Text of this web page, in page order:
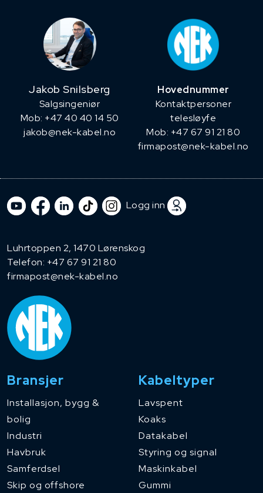
Jakob Snilsberg
​Salgsingeniør
Mob: +47 40 40 14 50
jakob@nek-kabel.no
Hovednummer
Kontaktpersoner
telesløyfe
Mob: +47 67 91 21 80
firmapost@nek-kabel.no
Logg inn
Luhrtoppen 2, 1470 Lørenskog
Telefon: +47 67 91 21 80
firmapost@nek-kabel.no
Bransjer
Installasjon, bygg &
bolig
Industri
Havbruk
Samferdsel
Skip og offshore
Kabeltyper
Lavspent
Koaks
Datakabel
Styring og signal
Maskinkabel
Gummi